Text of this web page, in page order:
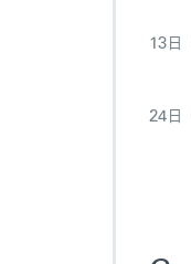
13日
24日